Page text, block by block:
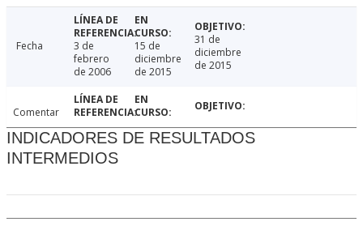
Fecha
3 de
febrero
de 2006
15 de
diciembre
de 2015
31 de
diciembre
de 2015
Comentar
INDICADORES DE RESULTADOS
INTERMEDIOS